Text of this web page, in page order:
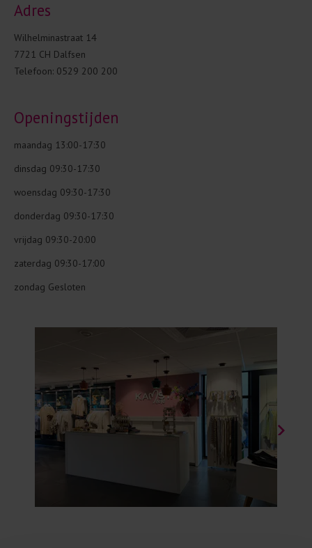
Adres
Wilhelminastraat 14
7721 CH Dalfsen
Telefoon: 0529 200 200
Openingstijden
maandag 13:00-17:30
dinsdag 09:30-17:30
woensdag 09:30-17:30
donderdag 09:30-17:30
vrijdag 09:30-20:00
zaterdag 09:30-17:00
zondag Gesloten